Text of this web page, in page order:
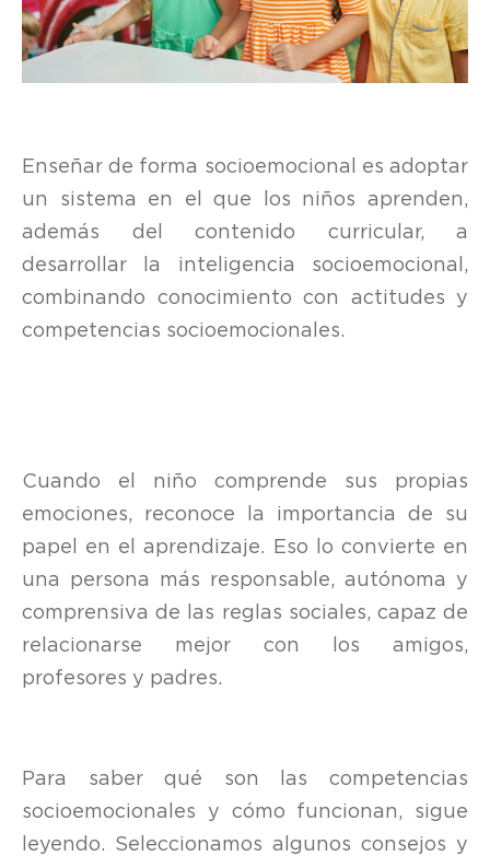
Enseñar de forma socioemocional es adoptar
un sistema en el que los niños aprenden,
además del contenido curricular, a
desarrollar la inteligencia socioemocional,
combinando conocimiento con actitudes y
competencias socioemocionales.
Cuando el niño comprende sus propias
emociones, reconoce la importancia de su
papel en el aprendizaje. Eso lo convierte en
una persona más responsable, autónoma y
comprensiva de las reglas sociales, capaz de
relacionarse mejor con los amigos,
profesores y padres.
Para saber qué son las competencias
socioemocionales y cómo funcionan, sigue
leyendo. Seleccionamos algunos consejos y